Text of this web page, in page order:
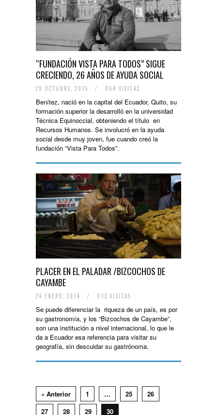
“FUNDACIÓN VISTA PARA TODOS” SIGUE
CRECIENDO, 26 AÑOS DE AYUDA SOCIAL
29 OCTUBRE, 2015 / 864 VISITAS
Benítez, nació en la capital del Ecuador, Quito, su
formación superior la desarrolló en la universidad
Técnica Equinoccial, obteniendo el título en
Recursos Humanos. Se involucró en la ayuda
social desde muy joven, fue cuando creó la
fundación “Vista Para Todos”.
PLACER EN EL PALADAR /BIZCOCHOS DE
CAYAMBE
24 ENERO, 2014 / 913 VISITAS
Se puede diferenciar la riqueza de un país, es por
su gastronomía, y los “Bizcochos de Cayambe”,
son una institución a nivel internacional, lo que le
da a Ecuador esa referencia para visitar su
geografía, sin descuidar su gastrónoma.
« Anterior 1 … 25
26
27
28 29 30